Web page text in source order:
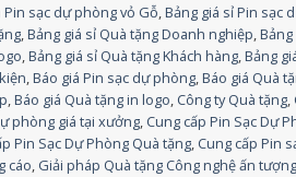
Pin sạc dự phòng vỏ Gỗ,Bảng giá sỉ Pin sạc
,Bảng giá sỉ Quà tặng Doanh nghiệp,
,Bảng giá sỉ Quà tặng Khách hàng,Bảng
,Báo giá Pin sạc dự phòng,Báo giá Quà
,Báo giá Quà tặng in logo, Công ty Quà tặng,
phòng giá tại xưởng, Cung cấp Pin Sạc Dự
Pin Sạc Dự Phòng Quà tặng, Cung cấp Pin
cáo, Giải pháp Quà tặng Công nghệ ấn